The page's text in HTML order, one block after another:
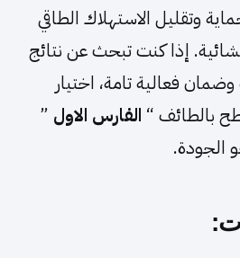
وتقليل الاستهلاك الطاقي
إذا كنت تبحث عن نتائج
فعالية تامة، اختيار
بالطائف “ الفارس الاول ”
الجودة.